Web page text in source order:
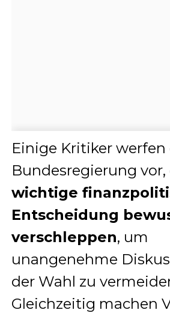
Einige Kritiker werfen
Bundesregierung vor,
wichtige
Entscheidung
verschleppen, um
unangenehme
der Wahl zu
Gleichzeitig machen